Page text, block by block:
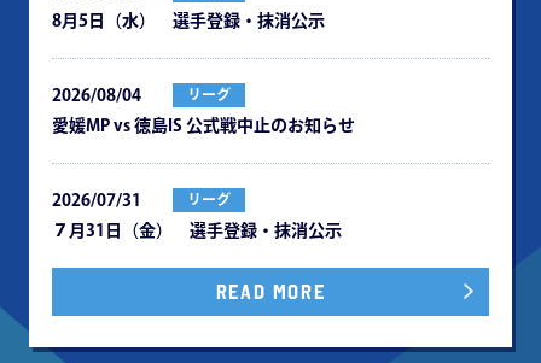
8月5日（水） 選手登録・抹消公示
2026/08/04 リーグ
愛媛MP vs 徳島IS 公式戦中⽌のお知らせ
2026/07/31 リーグ
７月31日（金） 選手登録・抹消公示
READ MORE